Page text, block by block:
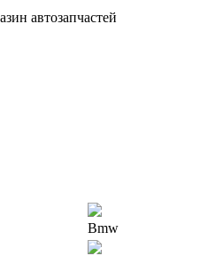
автозапчастей
Bmw